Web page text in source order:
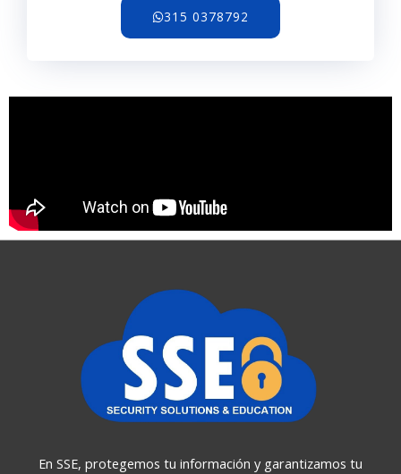
315 0378792
En SSE, protegemos tu información y garantizamos tu